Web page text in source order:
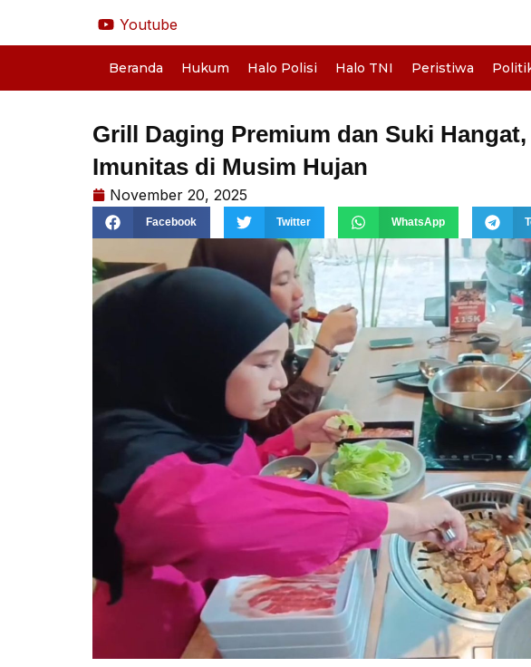
Youtube
Beranda Hukum Halo Polisi Halo TNI Peristiwa
Grill Daging Premium dan Suki
Imunitas di Musim Hujan
November 20, 2025
Facebook Twitter WhatsApp